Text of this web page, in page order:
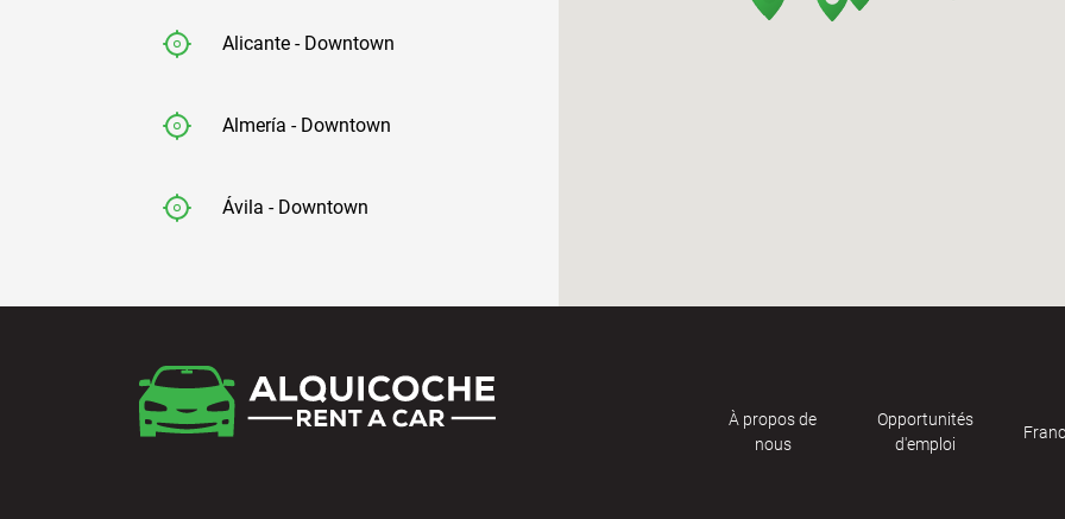
Alicante - Downtown
Almería - Downtown
Ávila - Downtown
Barcelona - Airport
À propos de
nous
Opportunités
d'emploi